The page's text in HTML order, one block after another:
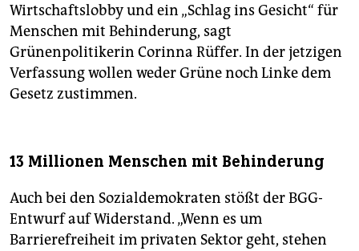
Wirtschaftslobby und ein „Schlag ins Gesicht“ für
Menschen mit Behinderung, sagt
Grünenpolitikerin Corinna Rüffer. In der jetzigen
Verfassung wollen weder Grüne noch Linke dem
Gesetz zustimmen.
13 Millionen Menschen mit Behinderung
Auch bei den Sozialdemokraten stößt der BGG-
Entwurf auf Widerstand. „Wenn es um
Barrierefreiheit im privaten Sektor geht, stehen